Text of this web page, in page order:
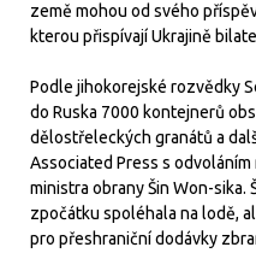
země mohou od svého
kterou přispívají Ukrajině
Podle jihokorejské rozvědky
do Ruska 7000 kontejnerů
dělostřeleckých granátů a
Associated Press s
ministra obrany Šin Won-sika.
zpočátku spoléhala na lodě,
pro přeshraniční dodávky